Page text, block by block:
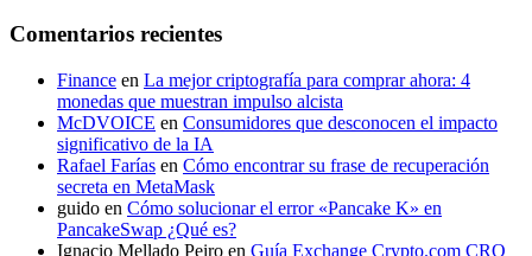
Comentarios recientes
Finance en La mejor criptografía para comprar ahora: 4
monedas que muestran impulso alcista
McDVOICE en Consumidores que desconocen el impacto
significativo de la IA
Rafael Farías en Cómo encontrar su frase de recuperación
secreta en MetaMask
guido en Cómo solucionar el error «Pancake K» en
PancakeSwap ¿Qué es?
Ignacio Mellado Peiro en Guía Exchange Crypto.com CRO